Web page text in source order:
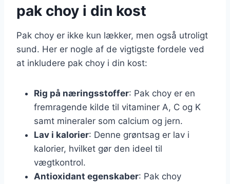
pak choy i din kost
Pak choy er ikke kun lækker, men også utroligt
sund. Her er nogle af de vigtigste fordele ved
at inkludere pak choy i din kost:
Rig på næringsstoffer: Pak choy er en
fremragende kilde til vitaminer A, C og K
samt mineraler som calcium og jern.
Lav i kalorier: Denne grøntsag er lav i
kalorier, hvilket gør den ideel til
vægtkontrol.
Antioxidant egenskaber: Pak choy